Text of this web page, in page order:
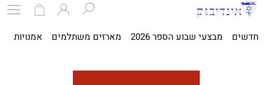
חדשים מבצעי שבוע הספר 2026 מארזים משתלמים אמנויות